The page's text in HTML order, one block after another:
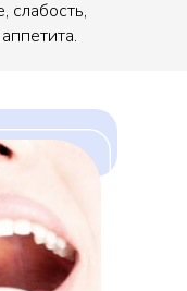
слабость,